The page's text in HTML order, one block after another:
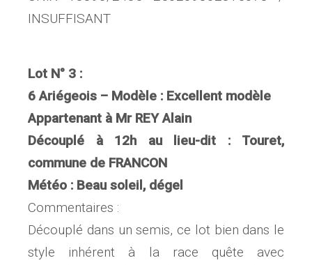
INSUFFISANT
Lot N° 3 :
6 Ariégeois – Modèle : Excellent modèle
Appartenant à Mr REY Alain
Découplé à 12h au lieu-dit : Touret,
commune de FRANCON
Météo : Beau soleil, dégel
Commentaires :
Découplé dans un semis, ce lot bien dans le
style inhérent à la race quête avec